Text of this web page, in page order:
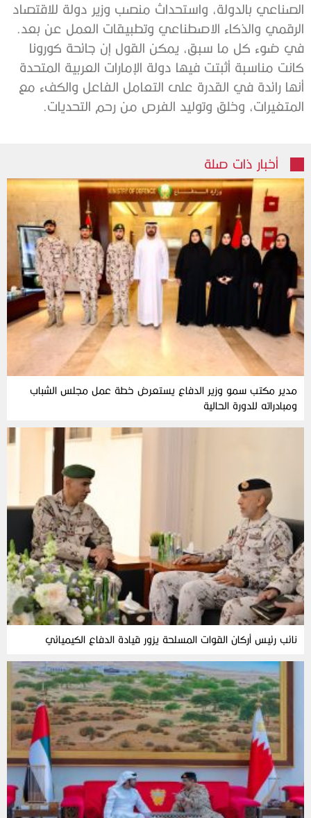
الصناعي بالدولة، واستحداث منصب وزير دولة للاقتصاد
الرقمي والذكاء الاصطناعي وتطبيقات العمل عن بعد.
في ضوء كل ما سبق، يمكن القول إن جائحة كورونا
كانت مناسبة أثبتت فيها دولة الإمارات العربية المتحدة
أنها رائدة في القدرة على التعامل الفاعل والكفء مع
المتغيرات، وخلق وتوليد الفرص من رحم التحديات.
أخبار ذات صلة
مدير مكتب سمو وزير الدفاع يستعرض خطة عمل مجلس الشباب
ومبادراته للدورة الحالية
نائب رئيس أركان القوات المسلحة يزور قيادة الدفاع الكيميائي